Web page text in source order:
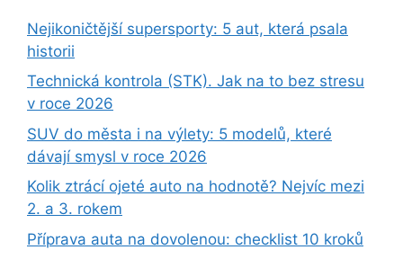
Nejikoničtější supersporty: 5 aut, která psala
historii
Technická kontrola (STK). Jak na to bez stresu
v roce 2026
SUV do města i na výlety: 5 modelů, které
dávají smysl v roce 2026
Kolik ztrácí ojeté auto na hodnotě? Nejvíc mezi
2. a 3. rokem
Příprava auta na dovolenou: checklist 10 kroků